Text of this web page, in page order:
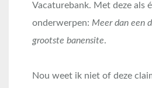
Vacaturebank. Met deze als
onderwerpen: Meer dan een
grootste banensite.
Nou weet ik niet of deze